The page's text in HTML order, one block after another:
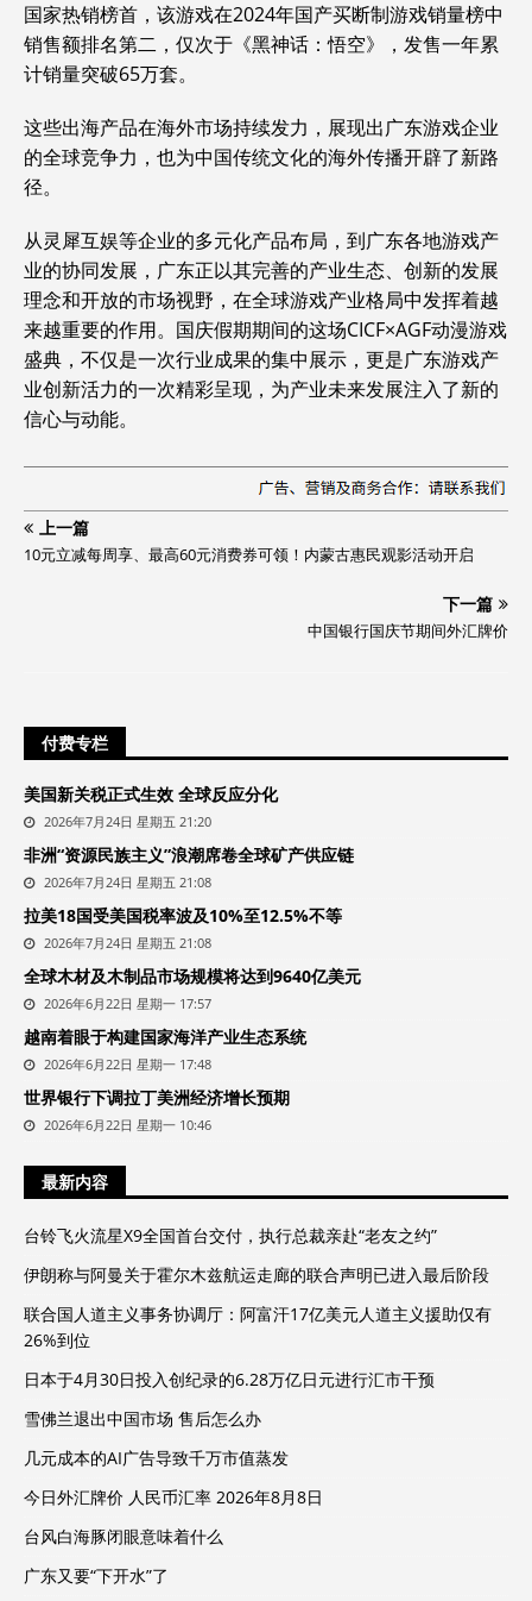
国家热销榜首，该游戏在2024年国产买断制游戏销量榜中
销售额排名第二，仅次于《黑神话：悟空》，发售一年累
计销量突破65万套。
这些出海产品在海外市场持续发力，展现出广东游戏企业
的全球竞争力，也为中国传统文化的海外传播开辟了新路
径。
从灵犀互娱等企业的多元化产品布局，到广东各地游戏产
业的协同发展，广东正以其完善的产业生态、创新的发展
理念和开放的市场视野，在全球游戏产业格局中发挥着越
来越重要的作用。国庆假期期间的这场CICF×AGF动漫游戏
盛典，不仅是一次行业成果的集中展示，更是广东游戏产
业创新活力的一次精彩呈现，为产业未来发展注入了新的
信心与动能。
上一篇
10元立减每周享、最高60元消费券可领！内蒙古惠民观影活动开启
下一篇
中国银行国庆节期间外汇牌价
付费专栏
美国新关税正式生效 全球反应分化
2026年7月24日 星期五 21:20
非洲“资源民族主义”浪潮席卷全球矿产供应链
2026年7月24日 星期五 21:08
拉美18国受美国税率波及10%至12.5%不等
2026年7月24日 星期五 21:08
全球木材及木制品市场规模将达到9640亿美元
2026年6月22日 星期一 17:57
越南着眼于构建国家海洋产业生态系统
2026年6月22日 星期一 17:48
世界银行下调拉丁美洲经济增长预期
2026年6月22日 星期一 10:46
最新内容
台铃飞火流星X9全国首台交付，执行总裁亲赴“老友之约”
伊朗称与阿曼关于霍尔木兹航运走廊的联合声明已进入最后阶段
联合国人道主义事务协调厅：阿富汗17亿美元人道主义援助仅有
26%到位
日本于4月30日投入创纪录的6.28万亿日元进行汇市干预
雪佛兰退出中国市场 售后怎么办
几元成本的AI广告导致千万市值蒸发
今日外汇牌价 人民币汇率 2026年8月8日
台风白海豚闭眼意味着什么
广东又要“下开水”了